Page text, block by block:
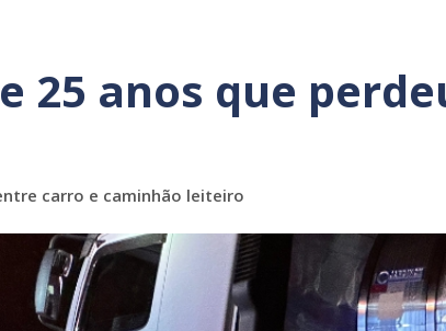
25 anos que
carro e caminhão leiteiro